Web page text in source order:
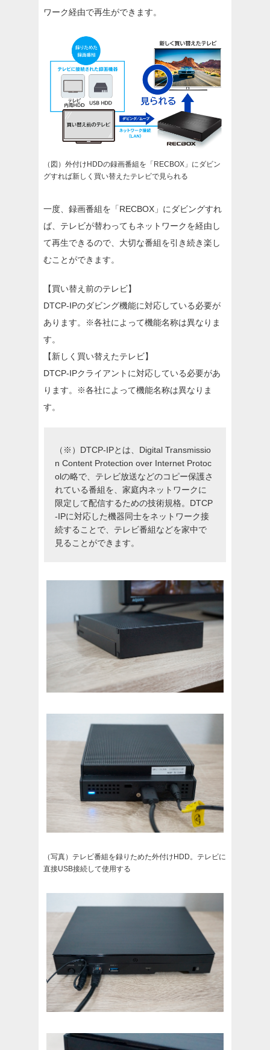
ワーク経由で再生ができます。
（図）外付けHDDの録画番組を「RECBOX」にダビン
グすれば新しく買い替えたテレビで見られる
一度、録画番組を「RECBOX」にダビングすれ
ば、テレビが替わってもネットワークを経由し
て再生できるので、大切な番組を引き続き楽し
むことができます。
【買い替え前のテレビ】
DTCP-IPのダビング機能に対応している必要が
あります。※各社によって機能名称は異なりま
す。
【新しく買い替えたテレビ】
DTCP-IPクライアントに対応している必要があ
ります。※各社によって機能名称は異なりま
す。
（※）DTCP-IPとは、Digital Transmissio
n Content Protection over Internet Protoc
olの略で、テレビ放送などのコピー保護さ
れている番組を、家庭内ネットワークに
限定して配信するための技術規格。DTCP
-IPに対応した機器同士をネットワーク接
続することで、テレビ番組などを家中で
見ることができます。
（写真）テレビ番組を録りためた外付けHDD。テレビに
直接USB接続して使用する